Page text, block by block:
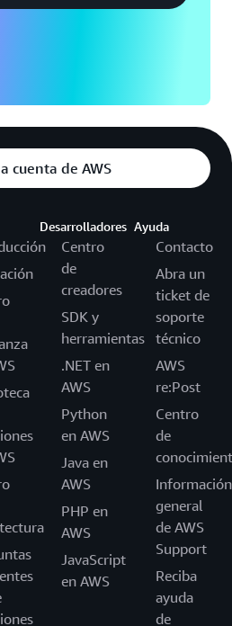
cuenta de AWS
Desarrolladores
Centro
de
creadores
SDK y
herramientas
.NET en
AWS
Python
en AWS
Java en
AWS
PHP en
AWS
JavaScript
en AWS
Ayuda
Contacto
Abra un
ticket de
soporte
técnico
AWS
re:Post
Centro
de
Información
general
de AWS
Support
Reciba
ayuda
de